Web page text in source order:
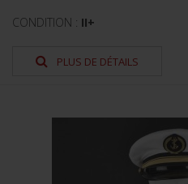
CONDITION : II+
PLUS DE DÉTAILS